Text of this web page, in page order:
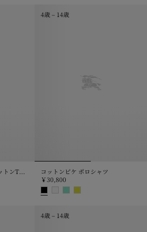
ットンTシャツ, ￥34,100
4歳 – 14歳
コットンピケ ポロシャツ
￥30,800
4歳 – 14歳